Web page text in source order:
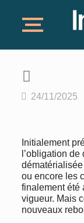
24/11/2025
Initialement
l’obligation
ou encore les
finalement été
vigueur. Mais
nouveaux